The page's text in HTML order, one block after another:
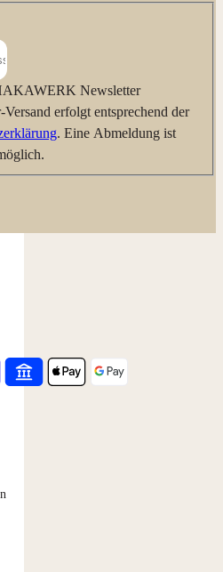
Newsletter
erfolgt entsprechend der
. Eine Abmeldung ist